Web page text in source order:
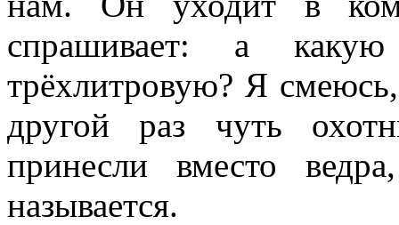
спрашивает: а
трёхлитровую? Я
другой раз чуть
принесли вместо
называется.